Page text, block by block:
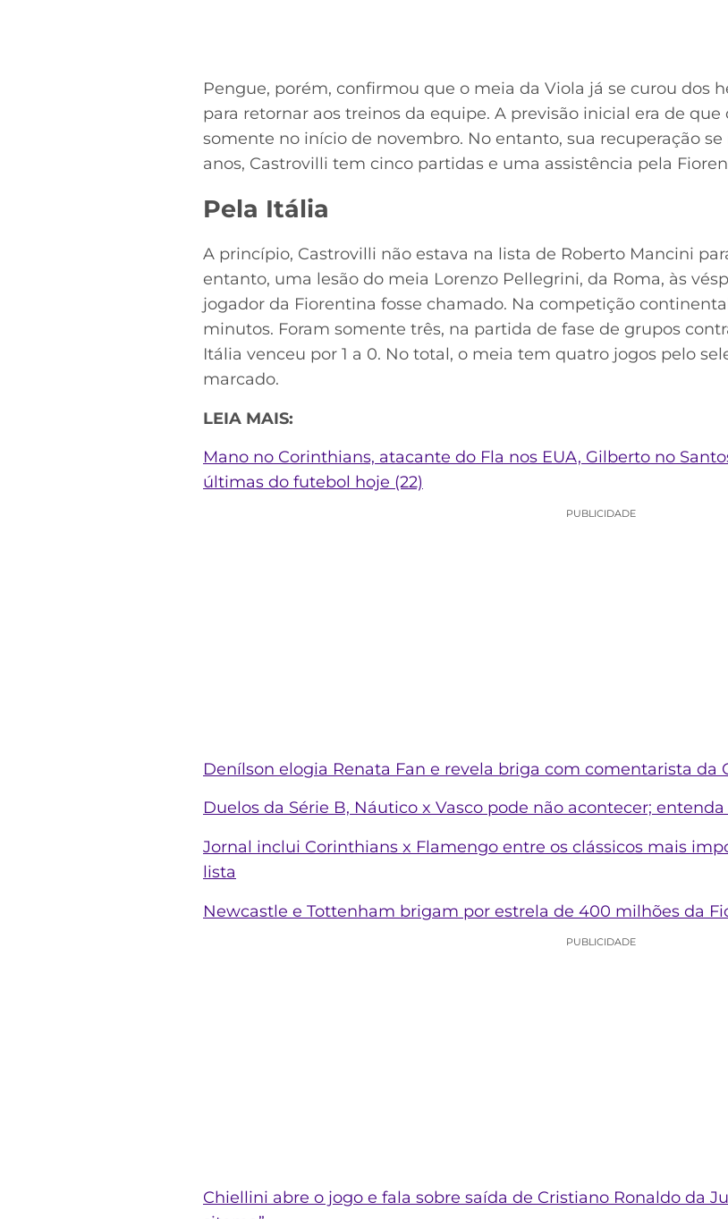
Pengue, porém, confirmou que o meia da Viola já se curou dos
para retornar aos treinos da equipe. A previsão inicial era de
somente no início de novembro. No entanto, sua recuperação
anos, Castrovilli tem cinco partidas e uma assistência pela
Pela Itália
A princípio, Castrovilli não estava na lista de Roberto Mancini
entanto, uma lesão do meia Lorenzo Pellegrini, da Roma, às
jogador da Fiorentina fosse chamado. Na competição
minutos. Foram somente três, na partida de fase de grupos
Itália venceu por 1 a 0. No total, o meia tem quatro jogos pelo
marcado.
LEIA MAIS:
Mano no Corinthians, atacante do Fla nos EUA, Gilberto no
últimas do futebol hoje (22)
PUBLICIDADE
Denílson elogia Renata Fan e revela briga com comentarista da
Duelos da Série B, Náutico x Vasco pode não acontecer;
Jornal inclui Corinthians x Flamengo entre os clássicos mais
lista
Newcastle e Tottenham brigam por estrela de 400 milhões da
PUBLICIDADE
Chiellini abre o jogo e fala sobre saída de Cristiano Ronaldo da